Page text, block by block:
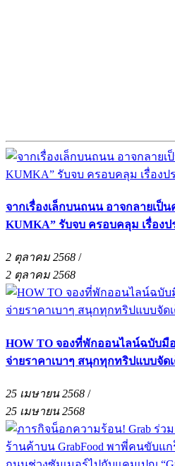
จากเรื่องเล็กบนถนน อาจกลายเป็
KUMKA” รับจบ ครอบคลุม เรื่อง
2 ตุลาคม 2568 /
2 ตุลาคม 2568
HOW TO จองที่พักออนไลน์ฉบับมื
จ่ายราคาเบาๆ สนุกทุกทริปแบบจัด
25 เมษายน 2568 /
25 เมษายน 2568